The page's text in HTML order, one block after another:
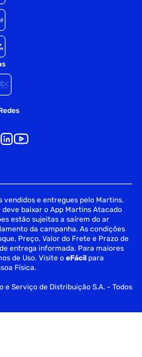
vendidos e entregues pelo Martins.
baixar o App Martins Atacado
estão sujeitas a saírem do ar
da campanha. As condições
Preço, Valor do Frete e Prazo de
entrega informada. Para maiores
de Uso. Visite oeFácil para
Física.
Serviço de Distribuição S.A. - Todos